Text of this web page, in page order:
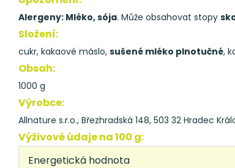
Alergeny: Mléko, sója. Může obsahovat stopy
Složení:
cukr, kakaové máslo, sušené mléko plnotučné,
Obsah:
1000 g
Výrobce:
Allnature s.r.o., Březhradská 148, 503 32 Hradec
Výživové údaje na 100 g:
Energetická hodnota